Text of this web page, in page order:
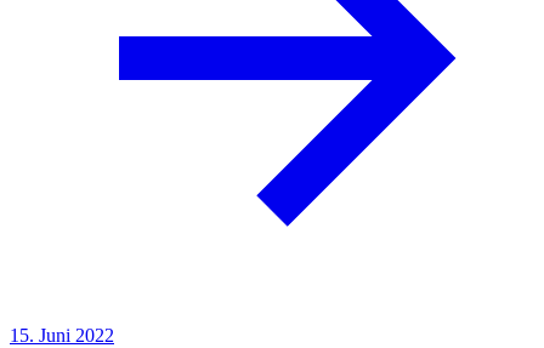
15. Juni 2022